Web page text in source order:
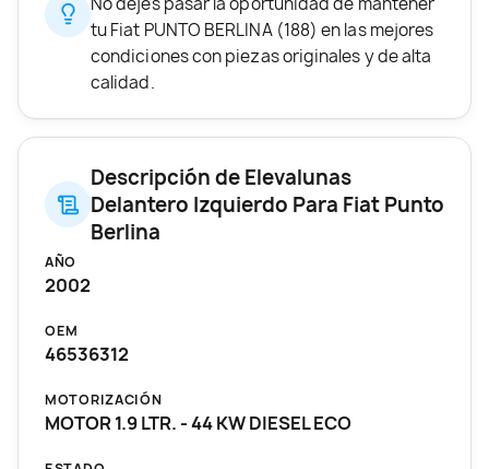
tu Fiat PUNTO BERLINA (188) en las mejores
condiciones con piezas originales y de alta
calidad.
Descripción de Elevalunas
Delantero Izquierdo Para Fiat Punto
Berlina
AÑO
2002
OEM
46536312
MOTORIZACIÓN
MOTOR 1.9 LTR. - 44 KW DIESEL ECO